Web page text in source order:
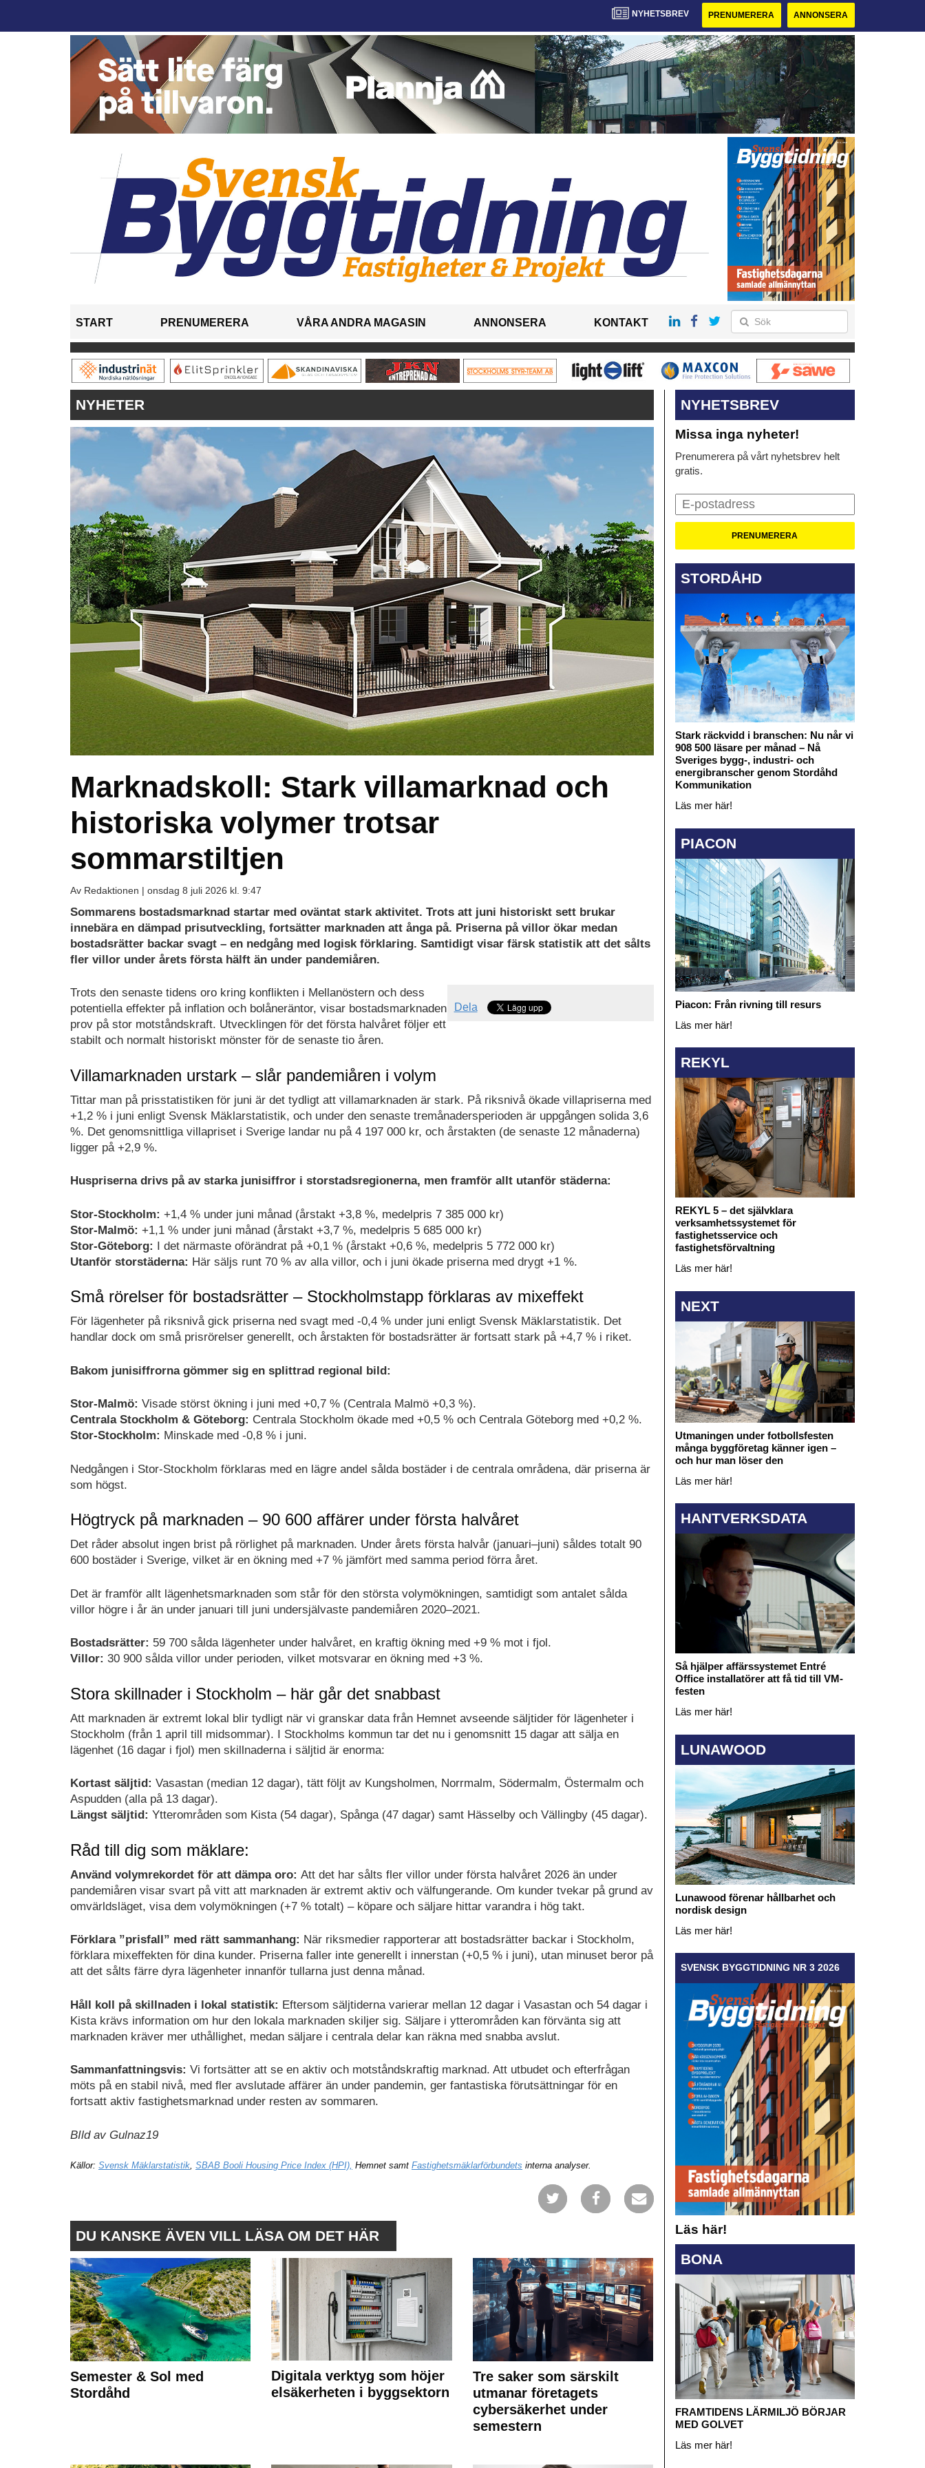
NYHETSBREV PRENUMERERA ANNONSERA
START PRENUMERERA VÅRA ANDRA MAGASIN ANNONSERA KONTAKT
NYHETER
Marknadskoll: Stark villamarknad och
historiska volymer trotsar
sommarstiltjen
Av Redaktionen | onsdag 8 juli 2026 kl. 9:47
Sommarens bostadsmarknad startar med oväntat stark aktivitet. Trots att juni historiskt sett brukar
innebära en dämpad prisutveckling, fortsätter marknaden att ånga på. Priserna på villor ökar medan
bostadsrätter backar svagt – en nedgång med logisk förklaring. Samtidigt visar färsk statistik att det sålts
fler villor under årets första hälft än under pandemiåren.
Dela
Trots den senaste tidens oro kring konflikten i Mellanöstern och dess
potentiella effekter på inflation och bolåneräntor, visar bostadsmarknaden
prov på stor motståndskraft. Utvecklingen för det första halvåret följer ett
stabilt och normalt historiskt mönster för de senaste tio åren.
Villamarknaden urstark – slår pandemiåren i volym
Tittar man på prisstatistiken för juni är det tydligt att villamarknaden är stark. På riksnivå ökade villapriserna med
+1,2 % i juni enligt Svensk Mäklarstatistik, och under den senaste tremånadersperioden är uppgången solida 3,6
%. Det genomsnittliga villapriset i Sverige landar nu på 4 197 000 kr, och årstakten (de senaste 12 månaderna)
ligger på +2,9 %.
Huspriserna drivs på av starka junisiffror i storstadsregionerna, men framför allt utanför städerna:
Stor-Stockholm: +1,4 % under juni månad (årstakt +3,8 %, medelpris 7 385 000 kr)
Stor-Malmö: +1,1 % under juni månad (årstakt +3,7 %, medelpris 5 685 000 kr)
Stor-Göteborg: I det närmaste oförändrat på +0,1 % (årstakt +0,6 %, medelpris 5 772 000 kr)
Utanför storstäderna: Här säljs runt 70 % av alla villor, och i juni ökade priserna med drygt +1 %.
Små rörelser för bostadsrätter – Stockholmstapp förklaras av mixeffekt
För lägenheter på riksnivå gick priserna ned svagt med -0,4 % under juni enligt Svensk Mäklarstatistik. Det
handlar dock om små prisrörelser generellt, och årstakten för bostadsrätter är fortsatt stark på +4,7 % i riket.
Bakom junisiffrorna gömmer sig en splittrad regional bild:
Stor-Malmö: Visade störst ökning i juni med +0,7 % (Centrala Malmö +0,3 %).
Centrala Stockholm & Göteborg: Centrala Stockholm ökade med +0,5 % och Centrala Göteborg med +0,2 %.
Stor-Stockholm: Minskade med -0,8 % i juni.
Nedgången i Stor-Stockholm förklaras med en lägre andel sålda bostäder i de centrala områdena, där priserna är
som högst.
Högtryck på marknaden – 90 600 affärer under första halvåret
Det råder absolut ingen brist på rörlighet på marknaden. Under årets första halvår (januari–juni) såldes totalt 90
600 bostäder i Sverige, vilket är en ökning med +7 % jämfört med samma period förra året.
Det är framför allt lägenhetsmarknaden som står för den största volymökningen, samtidigt som antalet sålda
villor högre i år än under januari till juni undersjälvaste pandemiåren 2020–2021.
Bostadsrätter: 59 700 sålda lägenheter under halvåret, en kraftig ökning med +9 % mot i fjol.
Villor: 30 900 sålda villor under perioden, vilket motsvarar en ökning med +3 %.
Stora skillnader i Stockholm – här går det snabbast
Att marknaden är extremt lokal blir tydligt när vi granskar data från Hemnet avseende säljtider för lägenheter i
Stockholm (från 1 april till midsommar). I Stockholms kommun tar det nu i genomsnitt 15 dagar att sälja en
lägenhet (16 dagar i fjol) men skillnaderna i säljtid är enorma:
Kortast säljtid: Vasastan (median 12 dagar), tätt följt av Kungsholmen, Norrmalm, Södermalm, Östermalm och
Aspudden (alla på 13 dagar).
Längst säljtid: Ytterområden som Kista (54 dagar), Spånga (47 dagar) samt Hässelby och Vällingby (45 dagar).
Råd till dig som mäklare:
Använd volymrekordet för att dämpa oro: Att det har sålts fler villor under första halvåret 2026 än under
pandemiåren visar svart på vitt att marknaden är extremt aktiv och välfungerande. Om kunder tvekar på grund av
omvärldsläget, visa dem volymökningen (+7 % totalt) – köpare och säljare hittar varandra i hög takt.
Förklara ”prisfall” med rätt sammanhang: När riksmedier rapporterar att bostadsrätter backar i Stockholm,
förklara mixeffekten för dina kunder. Priserna faller inte generellt i innerstan (+0,5 % i juni), utan minuset beror på
att det sålts färre dyra lägenheter innanför tullarna just denna månad.
Håll koll på skillnaden i lokal statistik: Eftersom säljtiderna varierar mellan 12 dagar i Vasastan och 54 dagar i
Kista krävs information om hur den lokala marknaden skiljer sig. Säljare i ytterområden kan förvänta sig att
marknaden kräver mer uthållighet, medan säljare i centrala delar kan räkna med snabba avslut.
Sammanfattningsvis: Vi fortsätter att se en aktiv och motståndskraftig marknad. Att utbudet och efterfrågan
möts på en stabil nivå, med fler avslutade affärer än under pandemin, ger fantastiska förutsättningar för en
fortsatt aktiv fastighetsmarknad under resten av sommaren.
BIld av Gulnaz19
Källor: Svensk Mäklarstatistik, SBAB Booli Housing Price Index (HPI), Hemnet samt Fastighetsmäklarförbundets interna analyser.
DU KANSKE ÄVEN VILL LÄSA OM DET HÄR
Semester & Sol med
Stordåhd
Digitala verktyg som höjer
elsäkerheten i byggsektorn
Tre saker som särskilt
utmanar företagets
cybersäkerhet under
semestern
NYHETSBREV
Missa inga nyheter!
Prenumerera på vårt nyhetsbrev helt
gratis.
STORDÅHD
Stark räckvidd i branschen: Nu når vi
908 500 läsare per månad – Nå
Sveriges bygg-, industri- och
energibranscher genom Stordåhd
Kommunikation
Läs mer här!
PIACON
Piacon: Från rivning till resurs
Läs mer här!
REKYL
REKYL 5 – det självklara
verksamhetssystemet för
fastighetsservice och
fastighetsförvaltning
Läs mer här!
NEXT
Utmaningen under fotbollsfesten
många byggföretag känner igen –
och hur man löser den
Läs mer här!
HANTVERKSDATA
Så hjälper affärssystemet Entré
Office installatörer att få tid till VM-
festen
Läs mer här!
LUNAWOOD
Lunawood förenar hållbarhet och
nordisk design
Läs mer här!
SVENSK BYGGTIDNING NR 3 2026
Läs här!
BONA
FRAMTIDENS LÄRMILJÖ BÖRJAR
MED GOLVET
Läs mer här!